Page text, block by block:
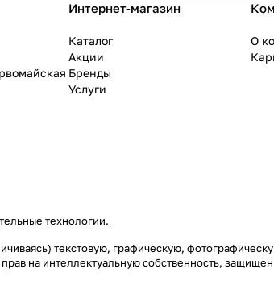
Интернет-магазин
Каталог
Акции
Бренды
Услуги
О
технологии.
текстовую, графическую,
на интеллектуальную собственность,